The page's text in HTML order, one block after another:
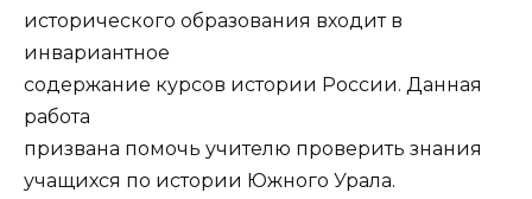
исторического образования входит в
инвариантное
содержание курсов истории России. Данная
работа
призвана помочь учителю проверить знания
учащихся по истории Южного Урала.